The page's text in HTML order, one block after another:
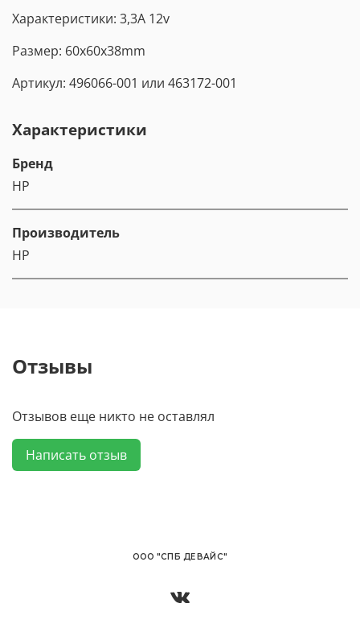
Характеристики: 3,3A 12v
Размер: 60x60x38mm
Артикул: 496066-001 или 463172-001
Характеристики
Бренд
HP
Производитель
HP
Отзывы
Отзывов еще никто не оставлял
Написать отзыв
OОО "СПБ ДЕВАЙС"